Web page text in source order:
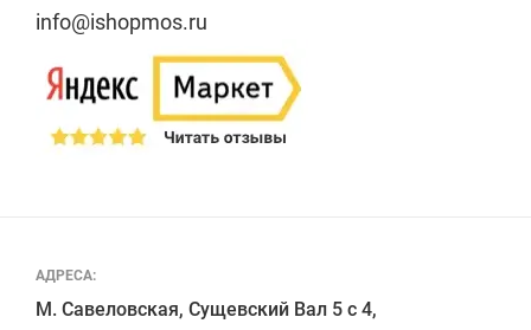
АДРЕСА:
М. Савеловская, Сущевский Вал 5 с 4,
info@ishopmos.ru